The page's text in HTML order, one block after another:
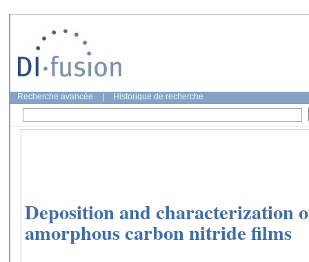
Recherche avancée Historique de recherche
Deposition and characterization
amorphous carbon nitride films